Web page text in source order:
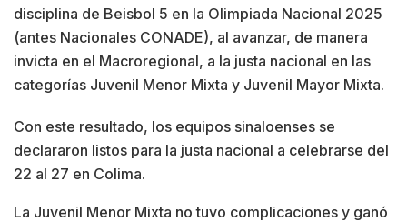
disciplina de Beisbol 5 en la Olimpiada Nacional 2025
(antes Nacionales CONADE), al avanzar, de manera
invicta en el Macroregional, a la justa nacional en las
categorías Juvenil Menor Mixta y Juvenil Mayor Mixta.
Con este resultado, los equipos sinaloenses se
declararon listos para la justa nacional a celebrarse del
22 al 27 en Colima.
La Juvenil Menor Mixta no tuvo complicaciones y ganó